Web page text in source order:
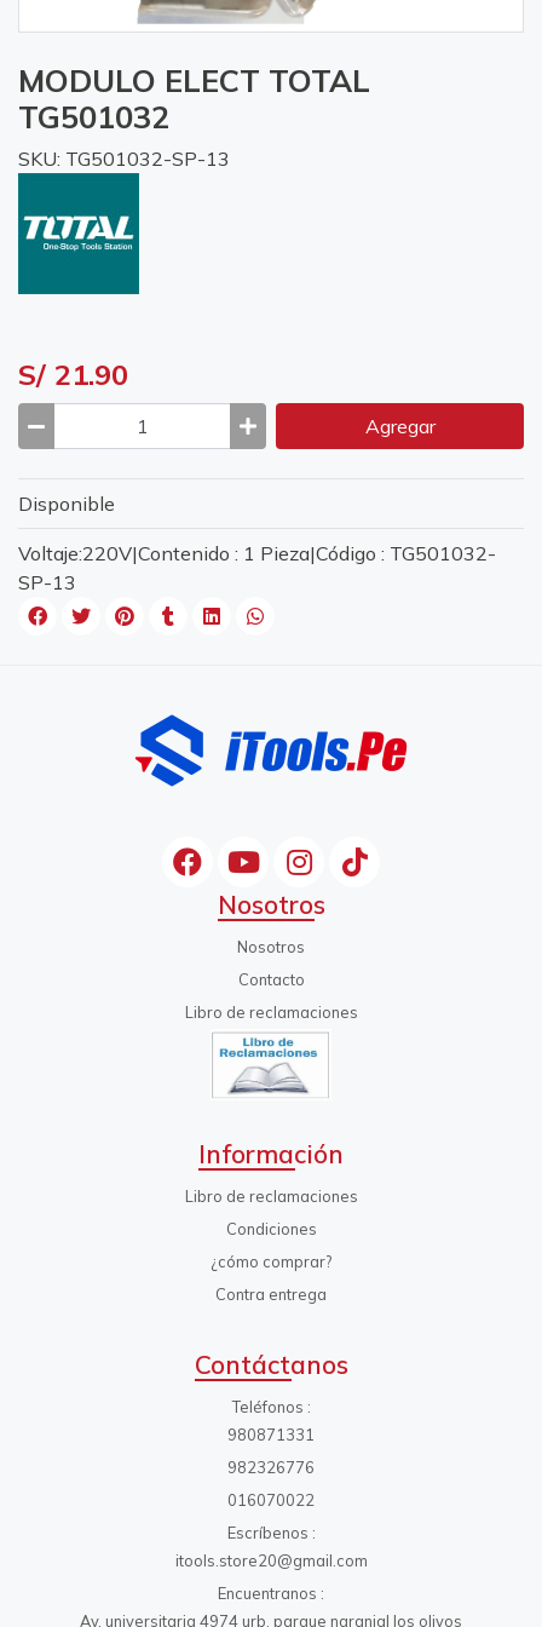
MODULO ELECT TOTAL
TG501032
SKU: TG501032-SP-13
S/ 21.90
Agregar
Disponible
Voltaje:220V|Contenido : 1 Pieza|Código : TG501032-
SP-13
Nosotros
Nosotros
Contacto
Libro de reclamaciones
Información
Libro de reclamaciones
Condiciones
¿cómo comprar?
Contra entrega
Contáctanos
Teléfonos
980871331
982326776
016070022
Escríbenos
itools.store20@gmail.com
Encuentranos
Av. universitaria 4974 urb. parque naranjal los olivos